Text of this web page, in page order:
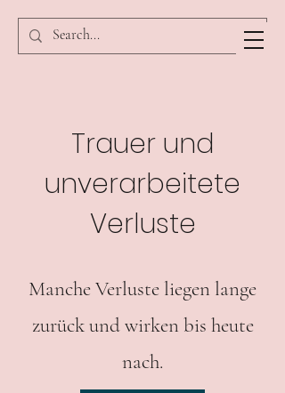
Trauer und
unverarbeitete
Verluste
Manche Verluste liegen lange
zurück und wirken bis heute
nach.